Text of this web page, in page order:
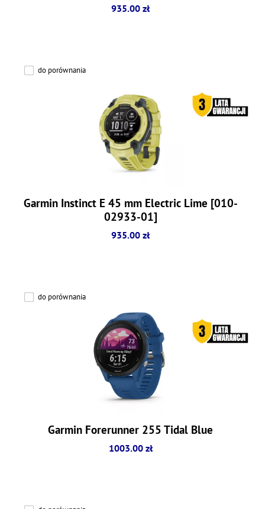
935.00 zł
do porównania
Garmin Instinct E 45 mm Electric Lime [010-
02933-01]
935.00 zł
do porównania
Garmin Forerunner 255 Tidal Blue
1003.00 zł